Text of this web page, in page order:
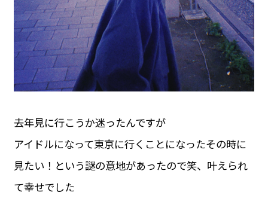
去年見に行こうか迷ったんですが
アイドルになって東京に行くことになったその時に
見たい！という謎の意地があったので笑、叶えられ
て幸せでした